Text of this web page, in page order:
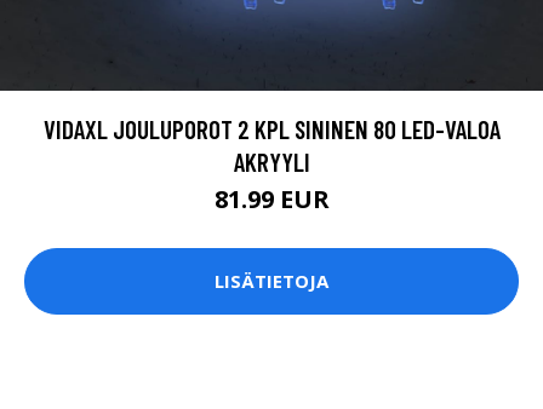
VIDAXL JOULUPOROT 2 KPL SININEN 80 LED-VALOA
AKRYYLI
81.99 EUR
LISÄTIETOJA